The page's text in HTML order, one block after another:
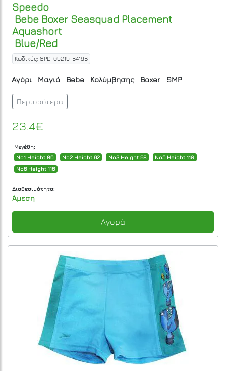
Speedo
Bebe Boxer Seasquad Placement
Aquashort
Blue/Red
Κωδικός: SPD-09219-B419B
Αγόρι Μαγιό Bebe Κολύμβησης Boxer SMP
Περισσότερα
23.4€
Μεγέθη:
No1 Height 86
No2 Height 92 No3 Height 98
No5 Height 110
No6 Height 116
Διαθεσιμότητα:
Άμεση
Αγορά